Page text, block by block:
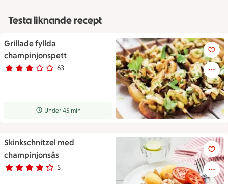
Testa liknande recept
Grillade fyllda
champinjonspett
Betyg 2.9 av 5. 63
63 personer har röstat
Receptet tar Under 45 min att tillaga
Under 45 min
Grillade fyllda
Skinkschnitzel med
champinjonsås
Betyg 4 av 5.
5
5 personer har röstat
Skinkschnitzel med